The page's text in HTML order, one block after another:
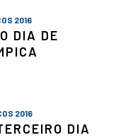
2016
DIA DE
2016
DIA